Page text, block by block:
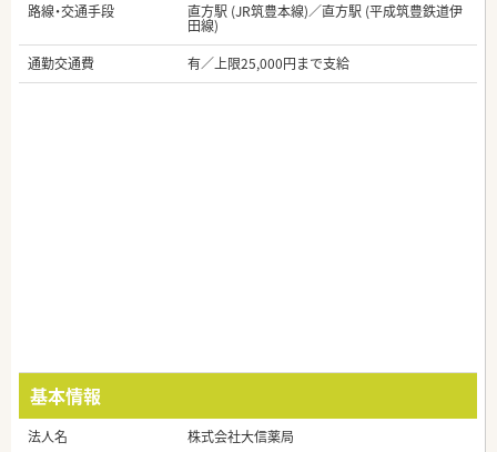
路線・交通手段 直方駅 (JR筑豊本線)／直方駅 (平成筑豊鉄道伊
田線)
通勤交通費
有／上限25,000円まで支給
基本情報
法人名
株式会社大信薬局